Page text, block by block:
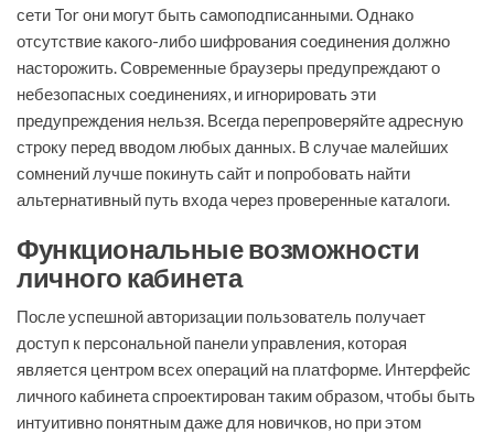
сети Tor они могут быть самоподписанными. Однако
отсутствие какого-либо шифрования соединения должно
насторожить. Современные браузеры предупреждают о
небезопасных соединениях, и игнорировать эти
предупреждения нельзя. Всегда перепроверяйте адресную
строку перед вводом любых данных. В случае малейших
сомнений лучше покинуть сайт и попробовать найти
альтернативный путь входа через проверенные каталоги.
Функциональные возможности
личного кабинета
После успешной авторизации пользователь получает
доступ к персональной панели управления, которая
является центром всех операций на платформе. Интерфейс
личного кабинета спроектирован таким образом, чтобы быть
интуитивно понятным даже для новичков, но при этом